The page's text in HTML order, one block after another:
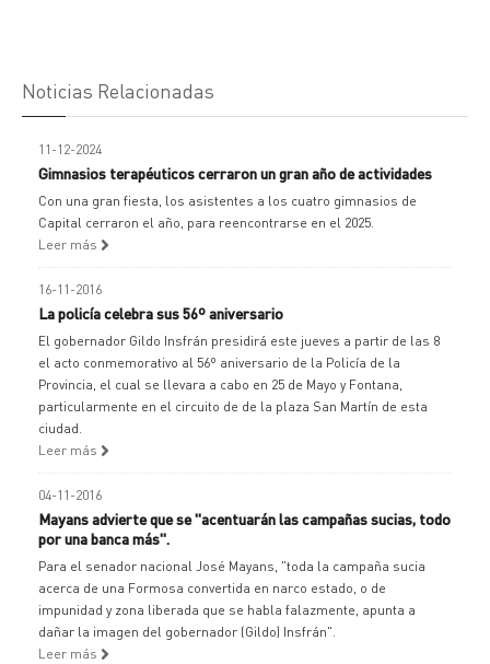
Noticias Relacionadas
11-12-2024
Gimnasios terapéuticos cerraron un gran año de actividades
Con una gran fiesta, los asistentes a los cuatro gimnasios de
Capital cerraron el año, para reencontrarse en el 2025.
Leer más
16-11-2016
La policía celebra sus 56º aniversario
El gobernador Gildo Insfrán presidirá este jueves a partir de las 8
el acto conmemorativo al 56º aniversario de la Policía de la
Provincia, el cual se llevara a cabo en 25 de Mayo y Fontana,
particularmente en el circuito de de la plaza San Martín de esta
ciudad.
Leer más
04-11-2016
Mayans advierte que se "acentuarán las campañas sucias, todo
por una banca más".
Para el senador nacional José Mayans, "toda la campaña sucia
acerca de una Formosa convertida en narco estado, o de
impunidad y zona liberada que se habla falazmente, apunta a
dañar la imagen del gobernador (Gildo) Insfrán".
Leer más